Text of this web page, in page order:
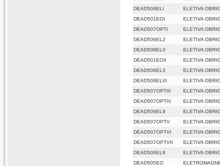
DEAD508ELI
ELETIVA
DEAD501EOI
ELETIVA
DEAD507OPTI
ELETIVA
DEAD506EL2
ELETIVA
DEAD508ELII
ELETIVA
DEAD501EOII
ELETIVA
DEAD506EL3
ELETIVA
DEAD508ELIII
ELETIVA
DEAD507OPTIII
ELETIVA
DEAD507OPTIV
ELETIVA
DEAD506EL9
ELETIVA
DEAD507OPTV
ELETIVA
DEAD507OPTVI
ELETIVA
DEAD507OPTVII
ELETIVA
DEAD506EL8
ELETIVA
DEAD505EO